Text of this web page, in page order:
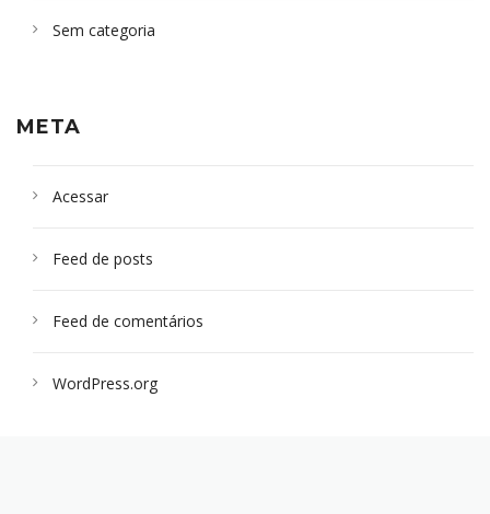
Sem categoria
META
Acessar
Feed de posts
Feed de comentários
WordPress.org